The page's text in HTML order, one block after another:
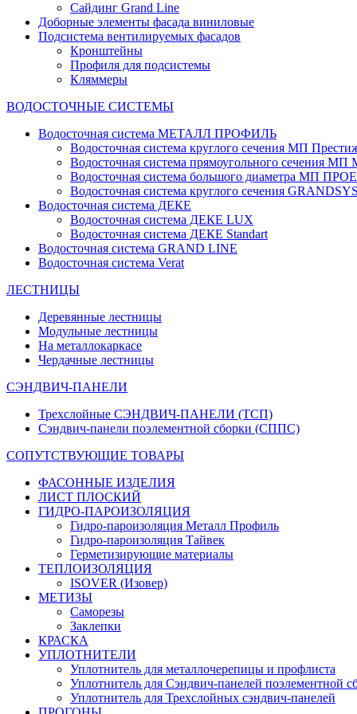
Сайдинг Grand Line
Доборные элементы фасада виниловые
Подсистема вентилируемых фасадов
Кронштейны
Профиля для подсистемы
Кляммеры
ВОДОСТОЧНЫЕ СИСТЕМЫ
Водосточная система МЕТАЛЛ ПРОФИЛЬ
Водосточная система круглого сечения МП
Водосточная система прямоугольного сечения МП
Водосточная система большого диаметра МП
Водосточная система круглого сечения
Водосточная система ДЕКЕ
Водосточная система ДЕКЕ LUX
Водосточная система ДЕКЕ Standart
Водосточная система GRAND LINE
Водосточная система Verat
ЛЕСТНИЦЫ
Деревянные лестницы
Модульные лестницы
На металлокаркасе
Чердачные лестницы
СЭНДВИЧ-ПАНЕЛИ
Трехслойные СЭНДВИЧ-ПАНЕЛИ (ТСП)
Сэндвич-панели поэлементной сборки (СППС)
СОПУТСТВУЮЩИЕ ТОВАРЫ
ФАСОННЫЕ ИЗДЕЛИЯ
ЛИСТ ПЛОСКИЙ
ГИДРО-ПАРОИЗОЛЯЦИЯ
Гидро-пароизоляция Металл Профиль
Гидро-пароизоляция Тайвек
Герметизирующие материалы
ТЕПЛОИЗОЛЯЦИЯ
ISOVER (Изовер)
МЕТИЗЫ
Саморезы
Заклепки
КРАСКА
УПЛОТНИТЕЛИ
Уплотнитель для металлочерепицы и профлиста
Уплотнитель для Сэндвич-панелей поэлементной
Уплотнитель для Трехслойных сэндвич-панелей